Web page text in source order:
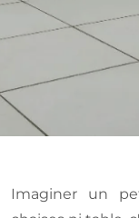
Imaginer un